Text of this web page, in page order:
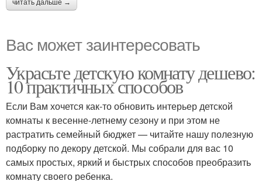
читать дальше →
Вас может заинтересовать
Украсьте детскую комнату дешево:
10 практичных способов
Если Вам хочется как-то обновить интерьер детской
комнаты к весенне-летнему сезону и при этом не
растратить семейный бюджет — читайте нашу полезную
подборку по декору детской. Мы собрали для вас 10
самых простых, яркий и быстрых способов преобразить
комнату своего ребенка.